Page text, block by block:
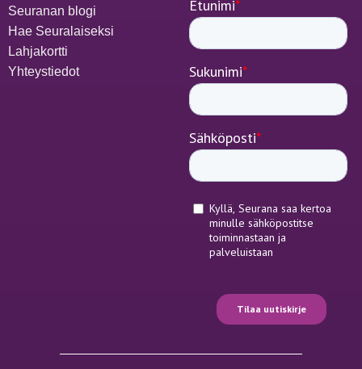
Seuranan blogi
Hae Seuralaiseksi
Lahjakortti
Yhteystiedot